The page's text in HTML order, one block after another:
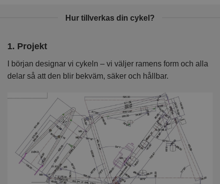
Hur tillverkas din cykel?
1. Projekt
I början designar vi cykeln – vi väljer ramens form och alla
delar så att den blir bekväm, säker och hållbar.